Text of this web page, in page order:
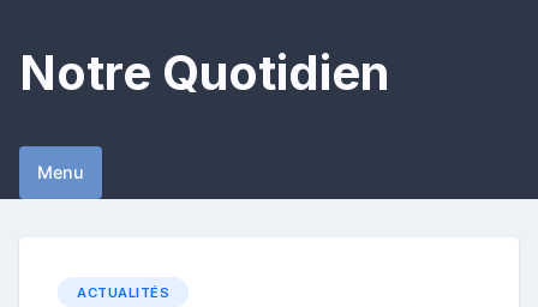
content
Notre Quotidien
Menu
ACTUALITÉS